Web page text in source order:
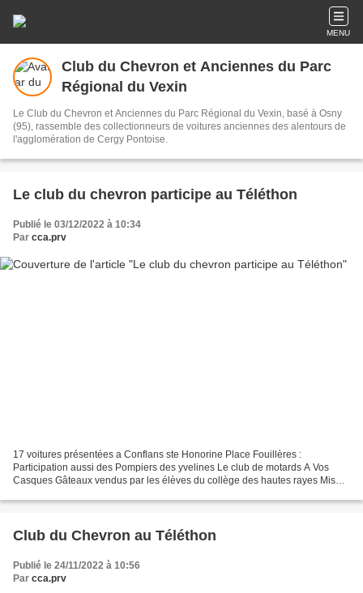
MENU
Club du Chevron et Anciennes du Parc
Régional du Vexin
Le Club du Chevron et Anciennes du Parc Régional du Vexin, basé à Osny
(95), rassemble des collectionneurs de voitures anciennes des alentours de
l'agglomération de Cergy Pontoise.
Le club du chevron participe au Téléthon
Publié le 03/12/2022 à 10:34
Par cca.prv
17 voitures présentées a Conflans ste Honorine Place Fouillères :
Participation aussi des Pompiers des yvelines Le club de motards A Vos
Casques Gâteaux vendus par les élèves du collège des hautes rayes Mise
Club du Chevron au Téléthon
Publié le 24/11/2022 à 10:56
Par cca.prv